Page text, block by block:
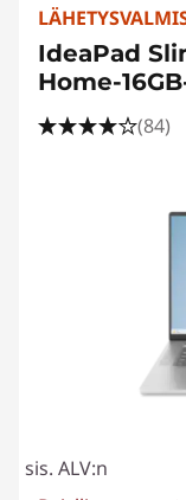
IdeaPad
Home-
(84)
sis. ALV:n